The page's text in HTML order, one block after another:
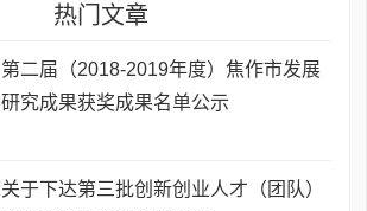
热门文章
第二届（2018-2019年度）焦作市发展
研究成果获奖成果名单公示
关于下达第三批创新创业人才（团队）